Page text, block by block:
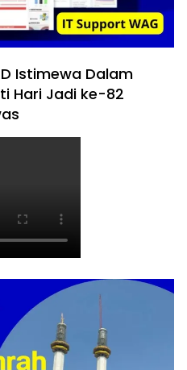
Istimewa Dalam
Hari Jadi ke-82